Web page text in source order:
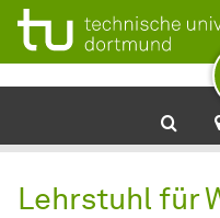
Zur Navigation
Zum Schnellzugriff
Zum Fuß der Seite mit
Zum Inhalt
Zur Startseite
Wirtschafts- und
Lehrstuhl für